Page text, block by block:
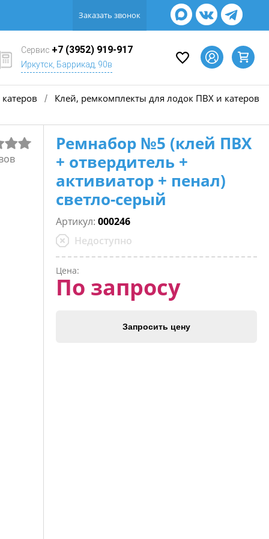
Заказать звонок
Сервис +7 (3952) 919-917
Иркутск, Баррикад, 90в
/ Клей, ремкомплекты для лодок ПВХ и катеров
Ремнабор №5 (клей ПВХ
+ отвердитель +
активиатор + пенал)
светло-серый
Артикул: 000246
Недоступно
Цена:
По запросу
Запросить цену